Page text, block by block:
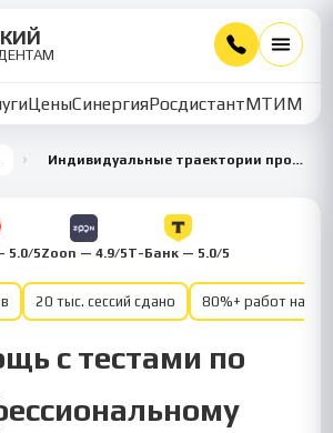
ЦеныСинергияРосдистантМТИММУ
Индивидуальные траектории профессионального развития 3 семестр
5.0/5Zoon — 4.9/5Т-Банк — 5.0/5
20 тыс. сессий сдано 80%+ работ на
с тестами по